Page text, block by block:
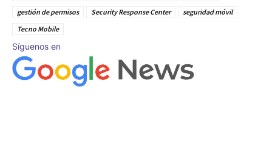
gestión de permisos
Security Response Center
seguridad móvil
Tecno Mobile
Síguenos en